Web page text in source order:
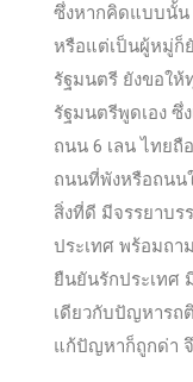
ซึ่งหากคิดแบบนั้น
หรือแต่เป็นผู้หมู่ก็
รัฐมนตรี ยังขอให้
รัฐมนตรีพูดเอง ซึ่
ถนน 6 เลน ไทยถื
ถนนที่พังหรือถนน
สิ่งที่ดี มีจรรยาบร
ประเทศ พร้อมถ
ยืนยันรักประเทศ
เดียวกับปัญหารถ
แก้ปัญหาก็ถูกด่า